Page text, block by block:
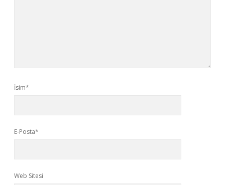
İsim*
E-Posta*
Web Sitesi